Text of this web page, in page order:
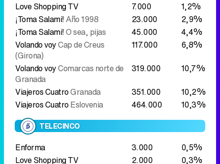
Love Shopping TV 7.000
1,2%
¡Toma Salami!Año 1998 23.000
2,9%
¡Toma Salami!O sea, pijas 45.000
4,4%
Volando voyCap de Creus
(Girona)
117.000
6,8%
Volando voyComarcas norte de
Granada
319.000
10,7%
Viajeros CuatroGranada 351.000
10,2%
Viajeros CuatroEslovenia 464.000 10,3%
TELECINCO
Enforma 3.000
0,5%
Love Shopping TV
2.000
0,3%